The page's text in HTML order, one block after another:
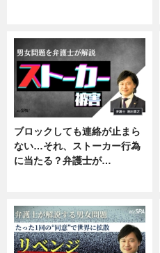
ブロックしても連絡が止まら
ない…それ、ストーカー行為
に当たる？弁護士が…